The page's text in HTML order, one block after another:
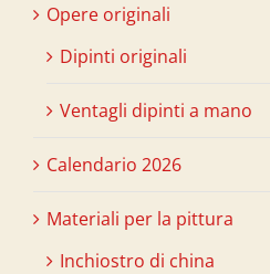
Opere originali
Dipinti originali
Ventagli dipinti a mano
Calendario 2026
Materiali per la pittura
Inchiostro di china